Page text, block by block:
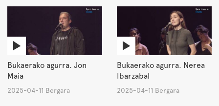
Bukaerako agurra. Jon
Maia
2025-04-11 Bergara
Bukaerako agurra. Nerea
Ibarzabal
2025-04-11 Bergara